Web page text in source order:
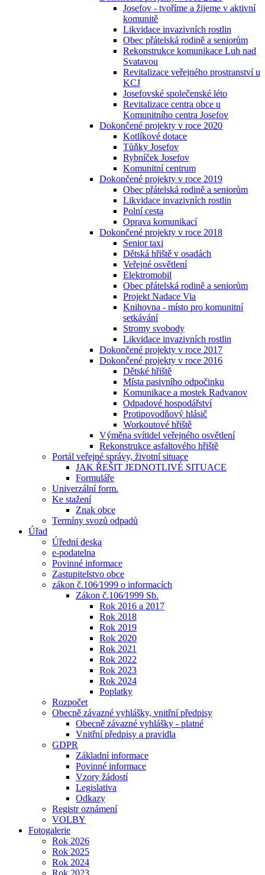
Josefov - tvoříme a žijeme v aktivní
komunitě
Likvidace invazivních rostlin
Obec přátelská rodině a seniorům
Rekonstrukce komunikace Luh nad
Svatavou
Revitalizace veřejného prostranství u
KCJ
Josefovské společenské léto
Revitalizace centra obce u
Komunitního centra Josefov
Dokončené projekty v roce 2020
Kotlíkové dotace
Tůňky Josefov
Rybníček Josefov
Komunitní centrum
Dokončené projekty v roce 2019
Obec přátelská rodině a seniorům
Likvidace invazivních rostlin
Polní cesta
Oprava komunikací
Dokončené projekty v roce 2018
Senior taxi
Dětská hřiště v osadách
Veřejné osvětlení
Elektromobil
Obec přátelská rodině a seniorům
Projekt Nadace Via
Knihovna - místo pro komunitní
setkávání
Stromy svobody
Likvidace invazivních rostlin
Dokončené projekty v roce 2017
Dokončené projekty v roce 2016
Dětské hřiště
Místa pasivního odpočinku
Komunikace a mostek Radvanov
Odpadové hospodářství
Protipovodňový hlásič
Workoutové hřiště
Výměna svítidel veřejného osvětlení
Rekonstrukce asfaltového hřiště
Portál veřejné správy, životní situace
JAK ŘEŠIT JEDNOTLIVÉ SITUACE
Formuláře
Univerzální form.
Ke stažení
Znak obce
Termíny svozů odpadů
Úřad
Úřední deska
e-podatelna
Povinné informace
Zastupitelstvo obce
zákon č.106⁄1999 o informacích
Zákon č.106⁄1999 Sb.
Rok 2016 a 2017
Rok 2018
Rok 2019
Rok 2020
Rok 2021
Rok 2022
Rok 2023
Rok 2024
Poplatky
Rozpočet
Obecně závazné vyhlášky, vnitřní předpisy
Obecně závazné vyhlášky - platné
Vnitřní předpisy a pravidla
GDPR
Základní informace
Povinné informace
Vzory žádostí
Legislativa
Odkazy
Registr oznámení
VOLBY
Fotogalerie
Rok 2026
Rok 2025
Rok 2024
Rok 2023